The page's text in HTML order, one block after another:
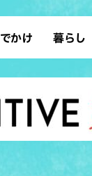
沖縄そ
カフェ
和食・日本
かけ
ート
散歩
暮らし
レシピ
ファッシ
沖縄移